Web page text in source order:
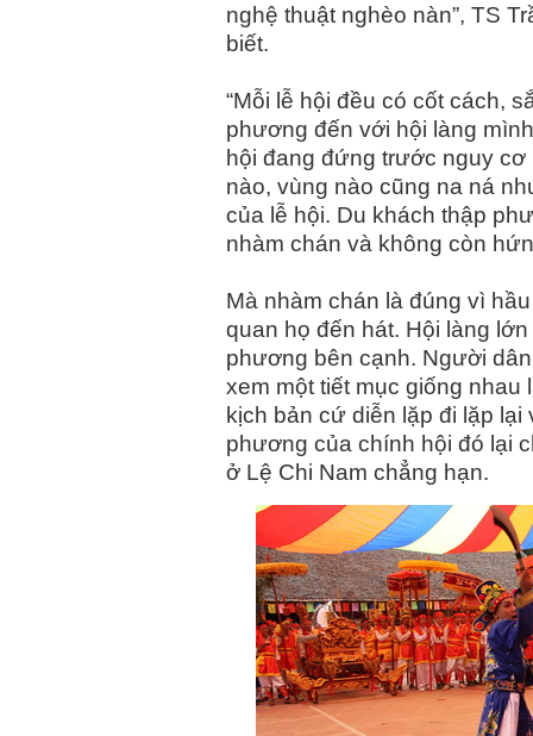
nghệ thuật nghèo nàn”, TS
biết.
“Mỗi lễ hội đều có cốt cách,
phương đến với hội làng
hội đang đứng trước nguy
nào, vùng nào cũng na ná
của lễ hội. Du khách thập
nhàm chán và không còn
Mà nhàm chán là đúng vì
quan họ đến hát. Hội làng
phương bên cạnh. Người
xem một tiết mục giống
kịch bản cứ diễn lặp đi lặp lại
phương của chính hội đó lại
ở Lệ Chi Nam chẳng hạn.